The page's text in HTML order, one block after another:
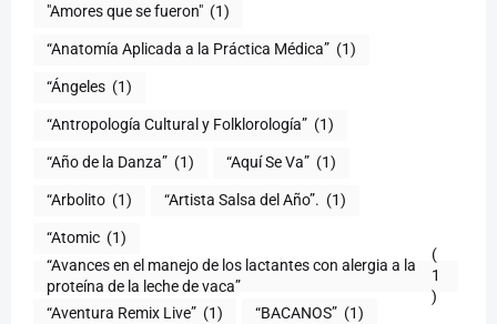
"Amores que se fueron" (1)
“Anatomía Aplicada a la Práctica Médica” (1)
“Ángeles (1)
“Antropología Cultural y Folklorología” (1)
“Año de la Danza” (1) “Aquí Se Va” (1)
“Arbolito (1) “Artista Salsa del Año”. (1)
“Atomic (1)
“Avances en el manejo de los lactantes con alergia a la
proteína de la leche de vaca”
(
1
)
“Aventura Remix Live” (1) “BACANOS” (1)